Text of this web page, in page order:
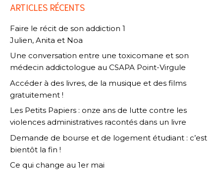
ARTICLES RÉCENTS
Faire le récit de son addiction 1
Julien, Anita et Noa
Une conversation entre une toxicomane et son
médecin addictologue au CSAPA Point-Virgule
Accéder à des livres, de la musique et des films
gratuitement !
Les Petits Papiers : onze ans de lutte contre les
violences administratives racontés dans un livre
Demande de bourse et de logement étudiant : c’est
bientôt la fin !
Ce qui change au 1er mai